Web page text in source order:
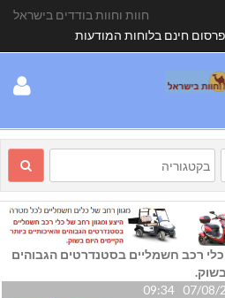
חוות וחוות בודדים בישראל
חינם בלוחות המודעות
כלי רכב חשמליים בסטנדרטים הגבוהים
07/08/